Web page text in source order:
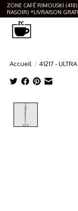
ZONE CAFÉ RIMOUSKI
RASOIR) *LIVRAISON
Accueil / 41217 -
Product